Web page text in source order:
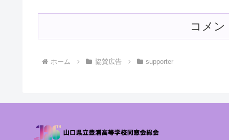
コメン
ホーム 協賛広告 supporter